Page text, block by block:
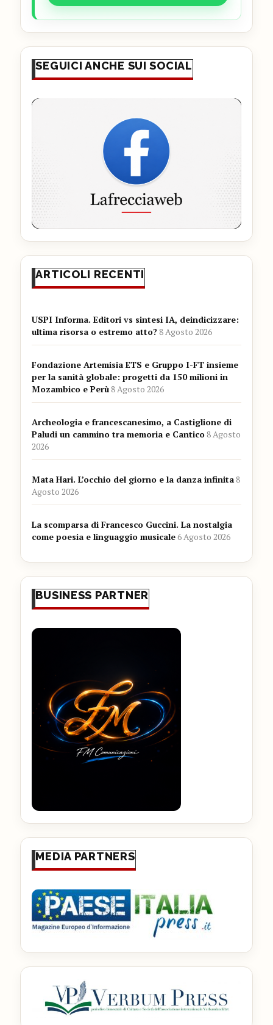
SEGUICI ANCHE SUI SOCIAL
ARTICOLI RECENTI
USPI Informa. Editori vs sintesi IA, deindicizzare:
ultima risorsa o estremo atto?8 Agosto 2026
Fondazione Artemisia ETS e Gruppo I-FT insieme
per la sanità globale: progetti da 150 milioni in
Mozambico e Perù8 Agosto 2026
Archeologia e francescanesimo, a Castiglione di
Paludi un cammino tra memoria e Cantico8 Agosto
2026
Mata Hari. L’occhio del giorno e la danza infinita8
Agosto 2026
La scomparsa di Francesco Guccini. La nostalgia
come poesia e linguaggio musicale6 Agosto 2026
BUSINESS PARTNER
MEDIA PARTNERS